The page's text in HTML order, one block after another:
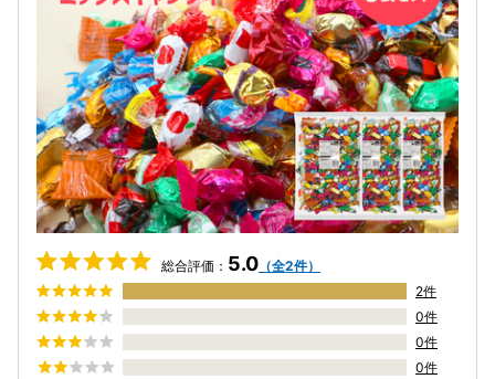
総合評価： 5.0 （全2件）
2件
0件
0件
0件